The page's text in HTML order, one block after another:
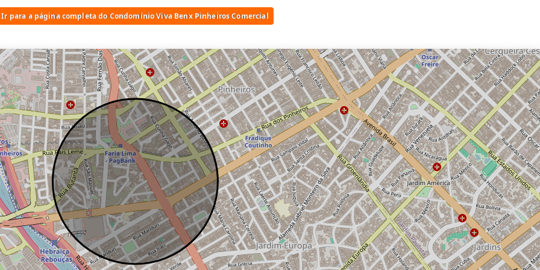
Ir para a página completa do Condomínio Viva Benx Pinheiros Comercial